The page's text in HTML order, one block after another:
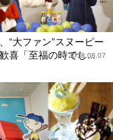
“大ファン”スヌーピー
喜「至福の時でし...
2018.08.07